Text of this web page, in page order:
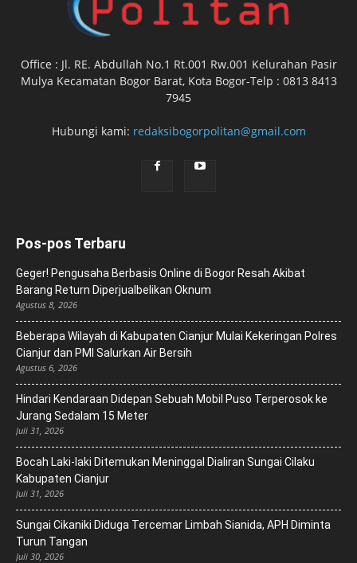
Office : Jl. RE. Abdullah No.1 Rt.001 Rw.001 Kelurahan Pasir
Mulya Kecamatan Bogor Barat, Kota Bogor-Telp : 0813 8413
7945
Hubungi kami: redaksibogorpolitan@gmail.com
Pos-pos Terbaru
Geger! Pengusaha Berbasis Online di Bogor Resah Akibat
Barang Return Diperjualbelikan Oknum
Agustus 8, 2026
Beberapa Wilayah di Kabupaten Cianjur Mulai Kekeringan Polres
Cianjur dan PMI Salurkan Air Bersih
Agustus 6, 2026
Hindari Kendaraan Didepan Sebuah Mobil Puso Terperosok ke
Jurang Sedalam 15 Meter
Juli 31, 2026
Bocah Laki-laki Ditemukan Meninggal Dialiran Sungai Cilaku
Kabupaten Cianjur
Juli 31, 2026
Sungai Cikaniki Diduga Tercemar Limbah Sianida, APH Diminta
Turun Tangan
Juli 30, 2026